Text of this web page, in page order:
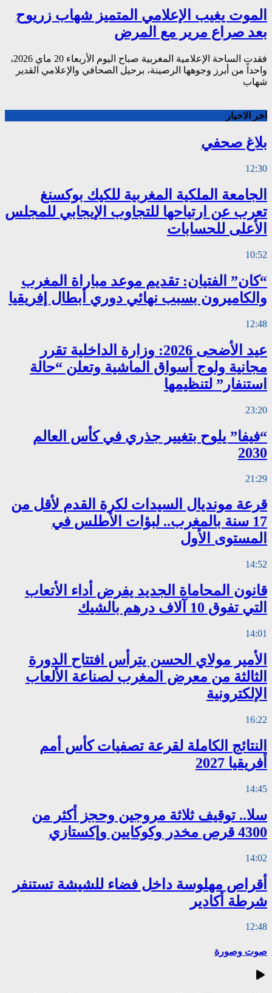
الموت يغيب الإعلامي المتميز شهاب زريوح
بعد صراع مرير مع المرض
فقدت الساحة الإعلامية المغربية صباح اليوم الأربعاء 20 ماي 2026،
واحداً من أبرز وجوهها الرصينة، برحيل الصحافي والإعلامي القدير
شهاب
اخر الاخبار
بلاغ صحفي
12:30
الجامعة الملكية المغربية للكيك بوكسنغ
تعرب عن ارتياحها للتجاوب الإيجابي للمجلس
الأعلى للحسابات
10:52
“كان” الفتيان: تقديم موعد مباراة المغرب
والكاميرون بسبب نهائي دوري أبطال إفريقيا
12:48
عيد الأضحى 2026: وزارة الداخلية تقرر
مجانية ولوج أسواق الماشية وتعلن “حالة
استنفار” لتنظيمها
23:20
“فيفا” يلوح بتغيير جذري في كأس العالم
2030
21:29
قرعة مونديال السيدات لكرة القدم لأقل من
17 سنة بالمغرب.. لبؤات الأطلس في
المستوى الأول
14:52
قانون المحاماة الجديد يفرض أداء الأتعاب
التي تفوق 10 آلاف درهم بالشيك
14:01
الأمير مولاي الحسن يترأس افتتاح الدورة
الثالثة من معرض المغرب لصناعة الألعاب
الإلكترونية
16:22
النتائج الكاملة لقرعة تصفيات كأس أمم
أفريقيا 2027
14:45
سلا.. توقيف ثلاثة مروجين وحجز أكثر من
4300 قرص مخدر وكوكايين وإكستازي
14:02
أقراص مهلوسة داخل فضاء للشيشة تستنفر
شرطة أكادير
12:48
صوت وصورة